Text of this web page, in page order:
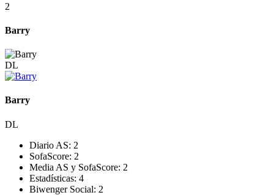
2
Barry
DL
Barry
DL
Diario AS: 2
SofaScore: 2
Media AS y SofaScore: 2
Estadísticas: 4
Biwenger Social: 2